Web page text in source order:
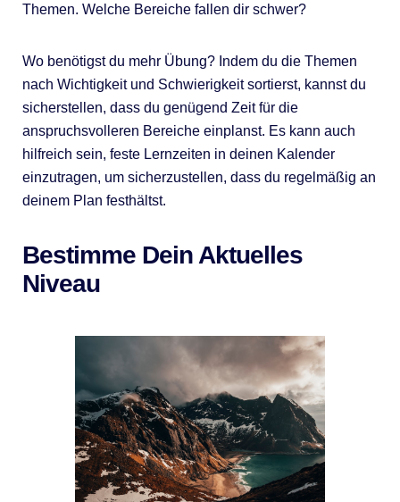
Themen. Welche Bereiche fallen dir schwer?
Wo benötigst du mehr Übung? Indem du die Themen
nach Wichtigkeit und Schwierigkeit sortierst, kannst du
sicherstellen, dass du genügend Zeit für die
anspruchsvolleren Bereiche einplanst. Es kann auch
hilfreich sein, feste Lernzeiten in deinen Kalender
einzutragen, um sicherzustellen, dass du regelmäßig an
deinem Plan festhältst.
Bestimme Dein Aktuelles
Niveau